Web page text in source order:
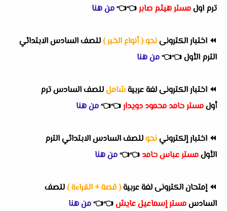
ترم اولمستر هيثم صابر👈
👈من هنا
⏪ اختبار الكترونىنحو ( أنواع الخبر ) للصف السادس الابتدائي
الترم الأول👈
👈من هنا
⏪ اختبار الكترونى لغة عربيةشاملللصف السادس ترم
أولمستر حامد محمود دويدار👈
👈من هنا
⏪ اختبار إلكترونينحوللصف السادس الابتدائي الترم
الأولمستر عباس حامد 👈
👈من هنا
⏪إمتحان الكترونى لغة عربية( قصة + القراءة ) للصف
السادسمستر إسماعيل عايش👈
👈من هنا